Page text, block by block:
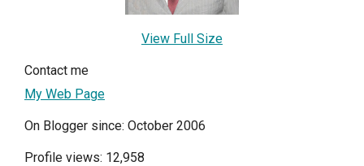
View Full Size
Contact me
My Web Page
On Blogger since: October 2006
Profile views: 12,958